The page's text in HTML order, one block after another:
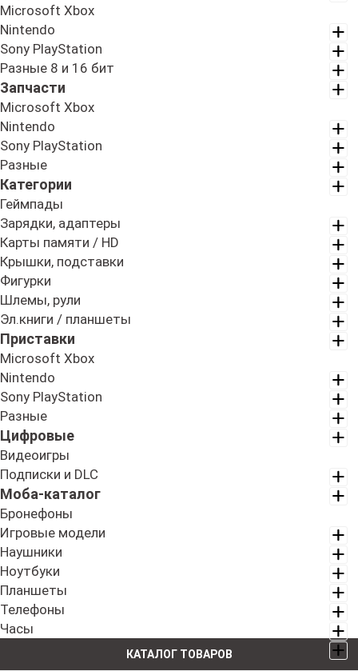
КАТАЛОГ ТОВАРОВ
Microsoft Xbox
Nintendo
Sony PlayStation
Разные 8 и 16 бит
Запчасти
Microsoft Xbox
Nintendo
Sony PlayStation
Разные
Категории
Геймпады
Зарядки, адаптеры
Карты памяти / HD
Крышки, подставки
Фигурки
Шлемы, рули
Эл.книги / планшеты
Приставки
Microsoft Xbox
Nintendo
Sony PlayStation
Разные
Цифровые
Видеоигры
Подписки и DLC
Моба-каталог
Бронефоны
Игровые модели
Наушники
Ноутбуки
Планшеты
Телефоны
Часы